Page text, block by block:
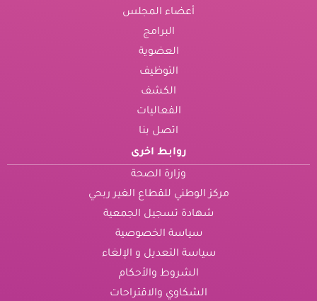
أعضاء المجلس
البرامج
العضوية
التوظيف
الكشف
الفعاليات
اتصل بنا
روابط اخرى
وزارة الصحة
مركز الوطني للقطاع الغير ربحي
شهادة تسجيل الجمعية
سياسة الخصوصية
سياسة التعديل و الإلغاء
الشروط والأحكام
الشكاوي والاقتراحات